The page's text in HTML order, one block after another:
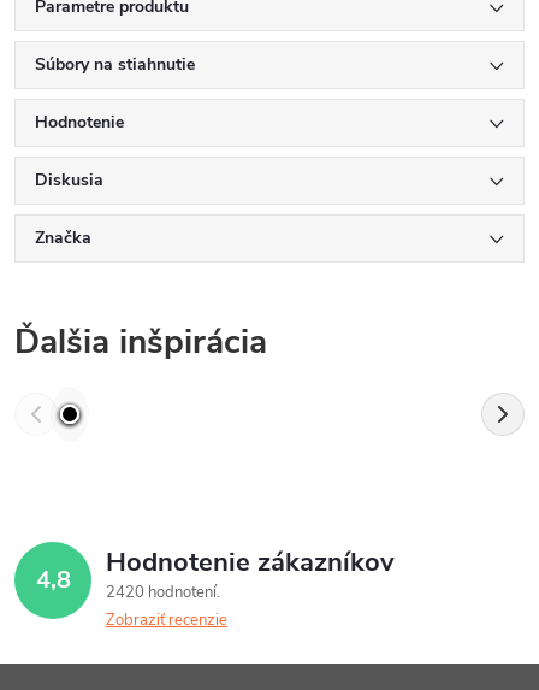
Parametre produktu
Súbory na stiahnutie
Hodnotenie
Diskusia
Značka
Ďalšia inšpirácia
4,8 Hodnotenie zákazníkov
2420 hodnotení
Zobraziť recenzie